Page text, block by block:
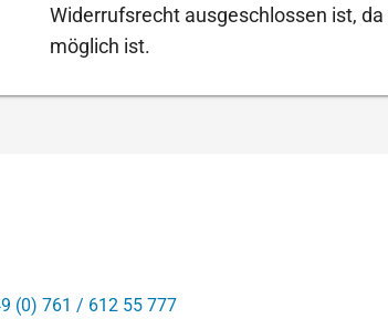
Widerrufsrecht ausgeschlossen ist,
möglich ist.
(0) 761 / 612 55 777